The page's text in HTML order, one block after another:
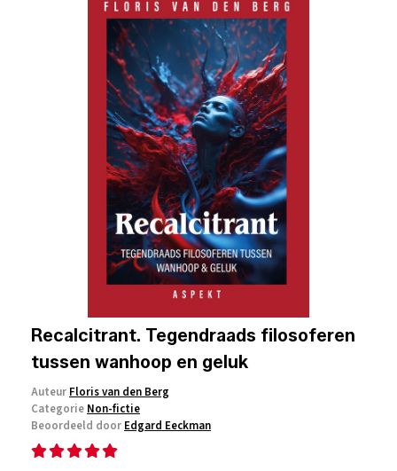
Recalcitrant. Tegendraads filosoferen
tussen wanhoop en geluk
Auteur Floris van den Berg
Categorie Non-fictie
Beoordeeld door Edgard Eeckman